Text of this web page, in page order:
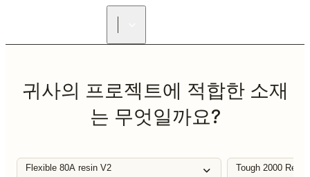
귀사의 프로젝트에 적합한 소재
는 무엇일까요?
Flexible 80A resin V2 Tough 2000